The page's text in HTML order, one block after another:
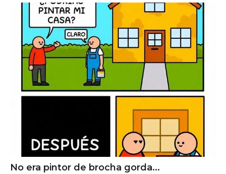
No era pintor de brocha gorda...